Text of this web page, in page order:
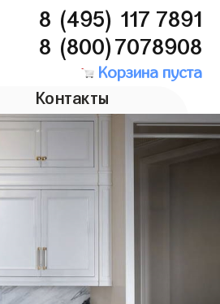
8 (495) 117 7891
8 (800)7078908
Корзина пуста
Контакты